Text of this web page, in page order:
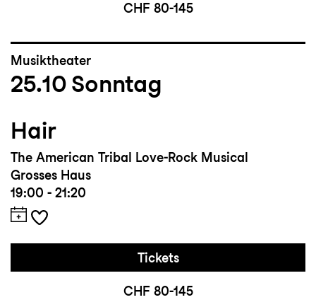
CHF 80-145
Musiktheater
25.10 Sonntag
Hair
The American Tribal Love-Rock Musical
Grosses Haus
19:00 - 21:20
Tickets
CHF 80-145